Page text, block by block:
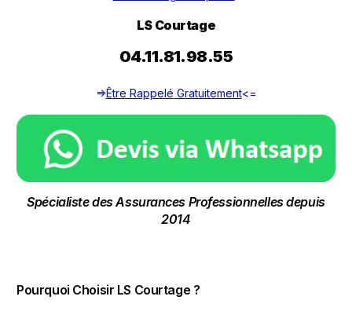
LS Courtage
04.11.81.98.55
=>Être Rappelé Gratuitement<=
Spécialiste des Assurances Professionnelles depuis
2014
Pourquoi Choisir LS Courtage ?